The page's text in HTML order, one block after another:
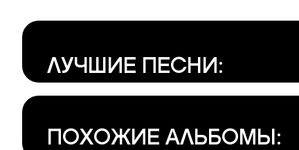
ЛУЧШИЕ ПЕСНИ:
ПОХОЖИЕ АЛЬБОМЫ: